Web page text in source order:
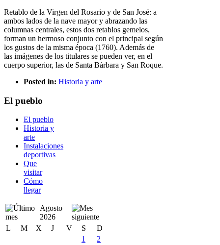
Retablo de la Virgen del Rosario y de San José: a
ambos lados de la nave mayor y abrazando las
columnas centrales, estos dos retablos gemelos,
forman un hermoso conjunto con el principal según
los gustos de la misma época (1760). Además de
las imágenes de los titulares se pueden ver, en el
cuerpo superior, las de Santa Bárbara y San Roque.
Posted in: Historia y arte
El pueblo
El pueblo
Historia y
arte
Instalaciones
deportivas
Que
visitar
Cómo
llegar
Agosto
2026
L
M X J V S
D
1
2